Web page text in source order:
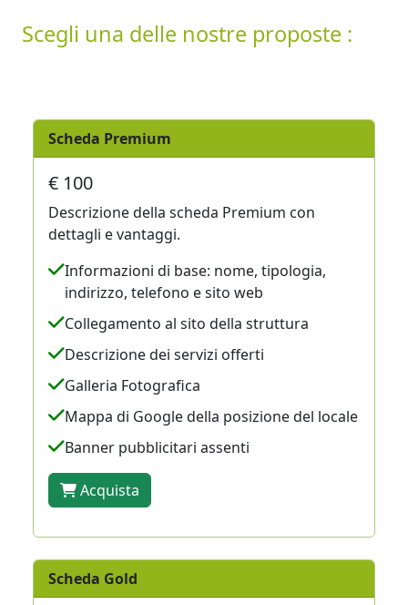
Scegli una delle nostre proposte :
Scheda Premium
€ 100
Descrizione della scheda Premium con
dettagli e vantaggi.
Informazioni di base: nome, tipologia,
indirizzo, telefono e sito web
Collegamento al sito della struttura
Descrizione dei servizi offerti
Galleria Fotografica
Mappa di Google della posizione del locale
Banner pubblicitari assenti
Acquista
Scheda Gold